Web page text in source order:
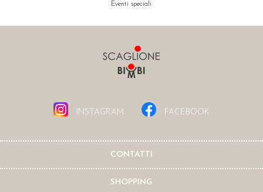
Eventi speciali
INSTAGRAM FACEBOOK
CONTATTI
SHOPPING